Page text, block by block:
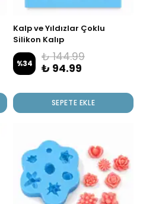
Kalp ve Yıldızlar Çoklu
Silikon Kalıp
%34
₺ 144.99
₺ 94.99
SEPETE EKLE